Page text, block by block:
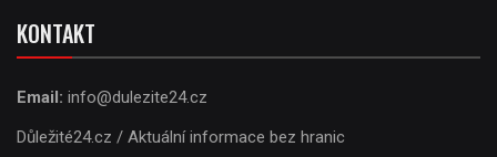
KONTAKT
Email: info@dulezite24.cz
Důležité24.cz / Aktuální informace bez hranic